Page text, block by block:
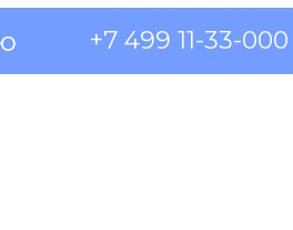
+7 499 11-33-000
войти
+7 499 11-33-000
войти